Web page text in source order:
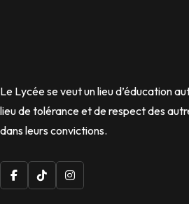
Le Lycée se veut un lieu d’éducation
lieu de tolérance et de respect des
dans leurs convictions.